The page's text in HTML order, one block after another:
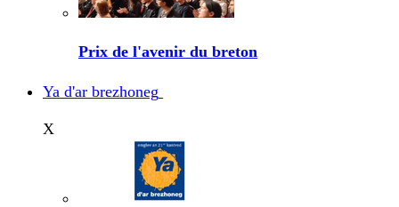
Prix de l'avenir du breton
Ya d'ar brezhoneg
X